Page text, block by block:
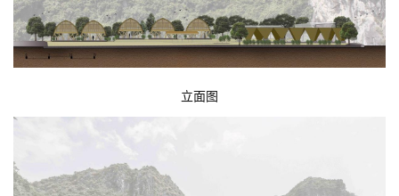
立面图